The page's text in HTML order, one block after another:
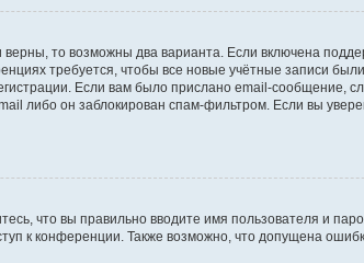
то возможны два варианта. Если включена
требуется, чтобы все новые учётные записи
Если вам было прислано email-сообщение,
либо он заблокирован спам-фильтром. Если вы
что вы правильно вводите имя пользователя и
к конференции. Также возможно, что допущена